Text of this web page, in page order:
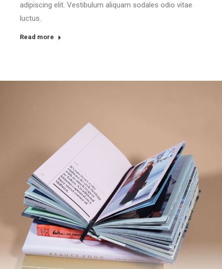
adipiscing elit. Vestibulum aliquam sodales odio vitae
luctus.
Read more